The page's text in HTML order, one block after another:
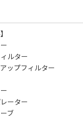
ルター ■製品
フィルター ■溶
アップフィルター
ルター ■ミス
ルター ■自動
パレーター ■サ
プローブ ■フ